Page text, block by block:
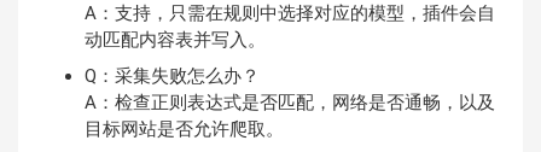
A：支持，只需在规则中选择对应的模型，插件会自
动匹配内容表并写入。
Q：采集失败怎么办？
A：检查正则表达式是否匹配，网络是否通畅，以及
目标网站是否允许爬取。